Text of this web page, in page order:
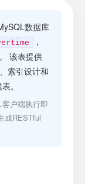
数据库
，
。 该表提供
索引设计和
。
户端执行即
成RESTful